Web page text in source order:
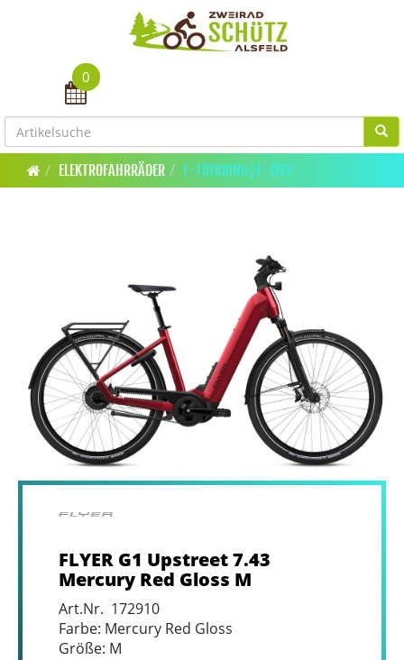
Toggle navigation
0
ELEKTROFAHRRÄDER E-TREKKING / E-CITY
FLYER G1 Upstreet 7.43
Mercury Red Gloss M
Art.Nr. 172910
Farbe: Mercury Red Gloss
Größe: M